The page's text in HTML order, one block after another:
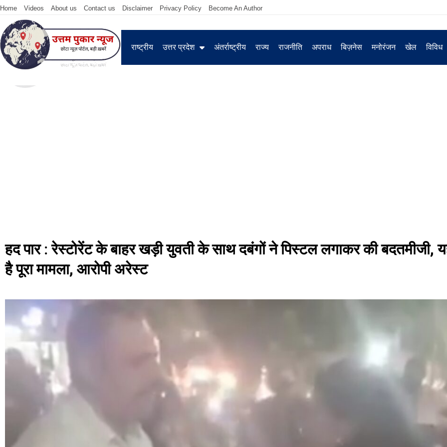
Home Videos About us Contact us Disclaimer Privacy Policy Become An Author
राष्ट्रीय उत्तर प्रदेश अंतर्राष्ट्रीय राज्य राजनीति अपराध बिज़नेस मनोरंजन खेल विविध
हद पार : रेस्टोरेंट के बाहर खड़ी युवती के साथ दबंगों ने पिस्टल लगाकर की बदतमीजी,
है पूरा मामला, आरोपी अरेस्ट